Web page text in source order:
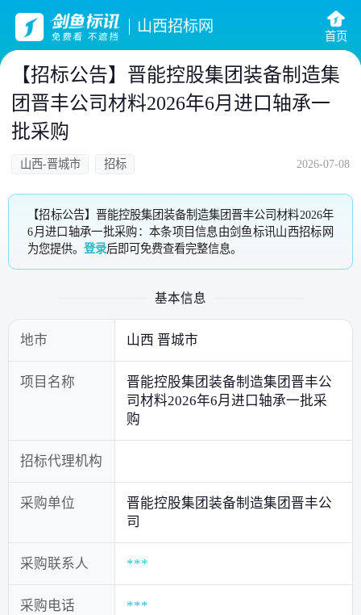
山西招标网
首页
【招标公告】晋能控股集团装备制造集
团晋丰公司材料2026年6月进口轴承一
批采购
山西-晋城市 招标 2026-07-08
【招标公告】晋能控股集团装备制造集团晋丰公司材料2026年
6月进口轴承一批采购：本条项目信息由剑鱼标讯山西招标网
为您提供。登录后即可免费查看完整信息。
基本信息
地市 山西 晋城市
项目名称
晋能控股集团装备制造集团晋丰公
司材料2026年6月进口轴承一批采
购
招标代理机构
采购单位
晋能控股集团装备制造集团晋丰公
司
采购联系人 ***
采购电话 ***